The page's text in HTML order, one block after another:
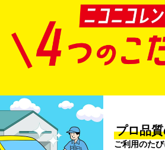
プロ品
ご利用のた